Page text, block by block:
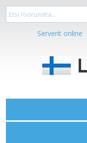
Serverit online